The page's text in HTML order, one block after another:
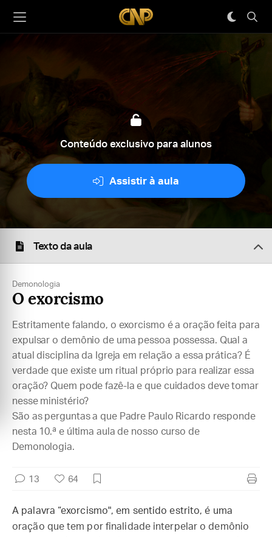
Conteúdo exclusivo para alunos
Assistir à aula
Texto da aula
Demonologia
O exorcismo
Estritamente falando, o exorcismo é a oração feita para
expulsar o demônio de uma pessoa possessa. Qual a
atual disciplina da Igreja em relação a essa prática? É
verdade que existe um ritual próprio para realizar essa
oração? Quem pode fazê-la e que cuidados deve tomar
nesse ministério?
São as perguntas a que Padre Paulo Ricardo responde
nesta 10.ª e última aula de nosso curso de
Demonologia.
13 64
A palavra “exorcismo", em sentido estrito, é uma
oração que tem por finalidade interpelar o demônio